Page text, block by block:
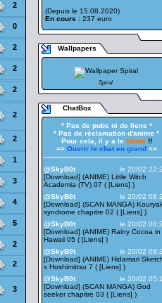
2
0
2
2
2
2
2
1
3
4
5
2
2
3
(Depuis le 15.08.2020)
En cours : 237 euro
Wallpapers
Spiral
ChatBox
* Pas de pubs ni de liens *
* Pas de réclamation d'anime *
Pour cela, il y a le forum!!
=> Ouvrir le chat en grand<=
@SkyB0t
le 20/02
[Download] (ANIME) Little Witch
Academia (TV) 07 ( [Liens] )
@SkyB0t
le 20/02
[Download] (SCAN MANGA)
syndrome chapitre 02 ( [Liens] )
@SkyB0t
le 20/02
[Download] (ANIME) Rainy Cocoa in
Hawaii 05 ( [Liens] )
@SkyB0t
le 20/02
[Download] (ANIME) Hidamari
x Hoshimittsu 7 ( [Liens] )
@SkyB0t
le 20/02
[Download] (SCAN MANGA) God
seeker chapitre 03 ( [Liens] )